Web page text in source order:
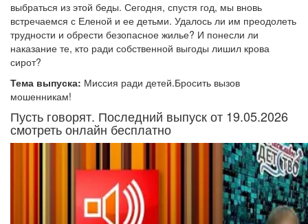
выбраться из этой беды. Сегодня, спустя год, мы вновь
встречаемся с Еленой и ее детьми. Удалось ли им преодолеть
трудности и обрести безопасное жилье? И понесли ли
наказание те, кто ради собственной выгоды лишил крова
сирот?
Тема выпуска: Миссия ради детей.Бросить вызов
мошенникам!
Пусть говорят. Последний выпуск от 19.05.2026
смотреть онлайн бесплатно